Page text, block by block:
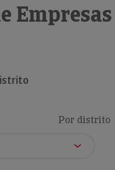
Por distrito